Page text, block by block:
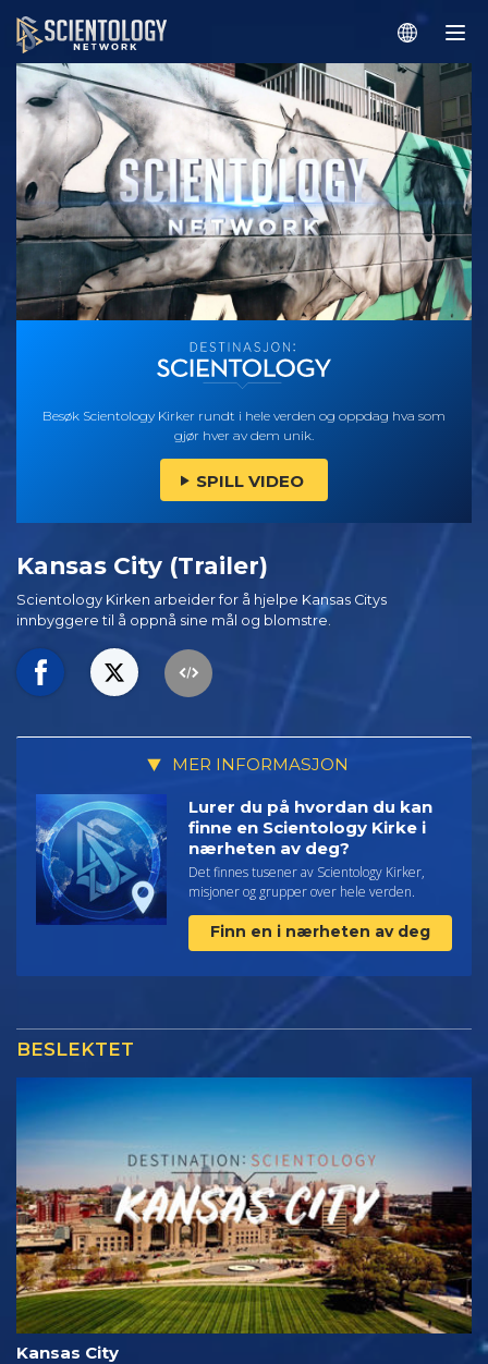
Besøk Scientology Kirker rundt i hele verden og oppdag hva som
gjør hver av dem unik.
SPILL VIDEO
Kansas City (Trailer)
Scientology Kirken arbeider for å hjelpe Kansas Citys
innbyggere til å oppnå sine mål og blomstre.
MER INFORMASJON
Lurer du på hvordan du kan
finne en Scientology Kirke i
nærheten av deg?
Det finnes tusener av Scientology Kirker,
misjoner og grupper over hele verden.
Finn en i nærheten av deg
BESLEKTET
Kansas City